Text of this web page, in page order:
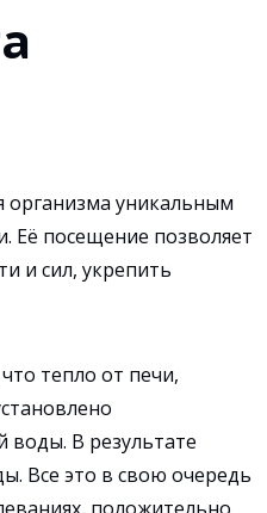
организма уникальным
посещение позволяет
и сил, укрепить
тепло от печи,
воды. В результате
Все это в свою очередь